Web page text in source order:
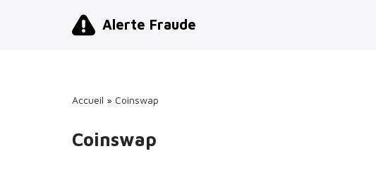
Alerte Fraude
Accueil » Coinswap
Coinswap